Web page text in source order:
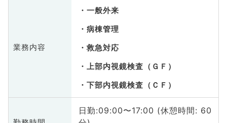
業務内容
一般外来
病棟管理
救急対応
上部内視鏡検査（ＧＦ）
下部内視鏡検査（ＣＦ）
日勤:09:00〜17:00 (休憩時間: 60